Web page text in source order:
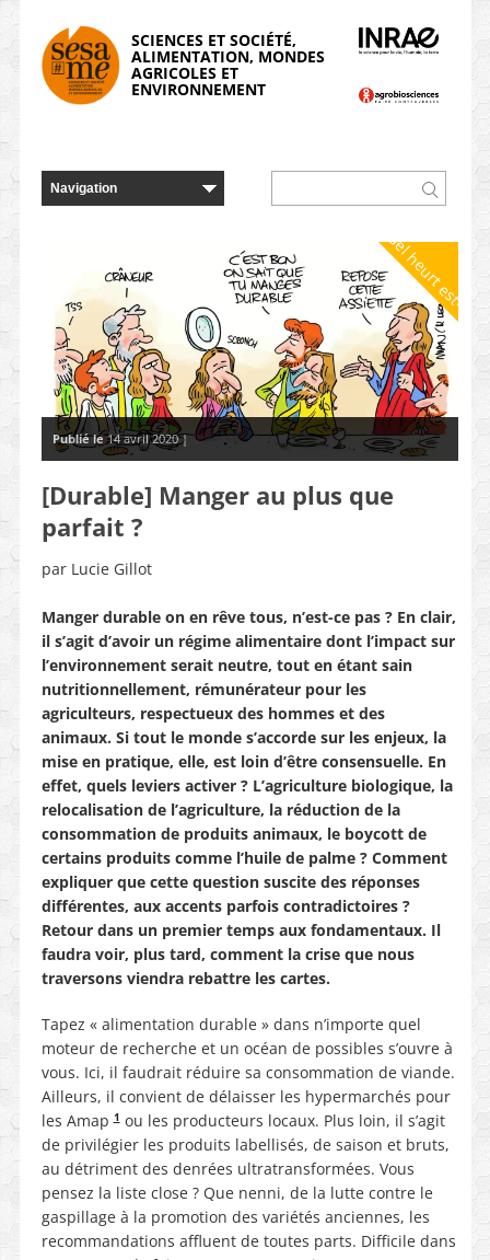
SCIENCES ET SOCIÉTÉ,
ALIMENTATION, MONDES
AGRICOLES ET
ENVIRONNEMENT
Quel heurt est-il ?
Publié le14 avril 2020 |
[Durable] Manger au plus que
parfait ?
par Lucie Gillot
Manger durable on en rêve tous, n’est-ce pas ? En clair,
il s’agit d’avoir un régime alimentaire dont l’impact sur
l’environnement serait neutre, tout en étant sain
nutritionnellement, rémunérateur pour les
agriculteurs, respectueux des hommes et des
animaux. Si tout le monde s’accorde sur les enjeux, la
mise en pratique, elle, est loin d’être consensuelle. En
effet, quels leviers activer ? L’agriculture biologique, la
relocalisation de l’agriculture, la réduction de la
consommation de produits animaux, le boycott de
certains produits comme l’huile de palme ? Comment
expliquer que cette question suscite des réponses
différentes, aux accents parfois contradictoires ?
Retour dans un premier temps aux fondamentaux. Il
faudra voir, plus tard, comment la crise que nous
traversons viendra rebattre les cartes.
Tapez « alimentation durable » dans n’importe quel
moteur de recherche et un océan de possibles s’ouvre à
vous. Ici, il faudrait réduire sa consommation de viande.
Ailleurs, il convient de délaisser les hypermarchés pour
les Amap1ou les producteurs locaux. Plus loin, il s’agit
de privilégier les produits labellisés, de saison et bruts,
au détriment des denrées ultratransformées. Vous
pensez la liste close ? Que nenni, de la lutte contre le
gaspillage à la promotion des variétés anciennes, les
recommandations affluent de toutes parts. Difficile dans